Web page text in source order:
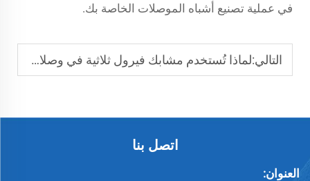
في عملية تصنيع أشباه الموصلات الخاصة بك.
التالي:لماذا تُستخدم مشابك فيرول ثلاثية في وصلات الخزانات الصحية
اتصل بنا
العنوان: